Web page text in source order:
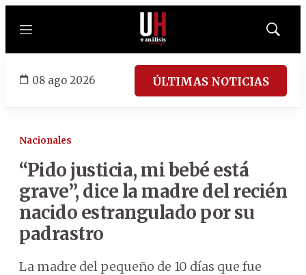
Menú
Mostrar
08 ago 2026 ÚLTIMAS NOTICIAS
Nacionales
“Pido justicia, mi bebé está
grave”, dice la madre del recién
nacido estrangulado por su
padrastro
La madre del pequeño de 10 días que fue